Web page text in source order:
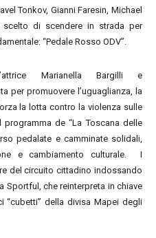
Tonkov, Gianni Faresin, Michael
di scendere in strada per
“Pedale Rosso ODV”.
Marianella Bargilli e
per promuovere l’uguaglianza, la
la lotta contro la violenza sulle
de “La Toscana delle
pedalate e camminate solidali,
e cambiamento culturale. I
del circuito cittadino indossando
Sportful, che reinterpreta in chiave
“cubetti” della divisa Mapei degli